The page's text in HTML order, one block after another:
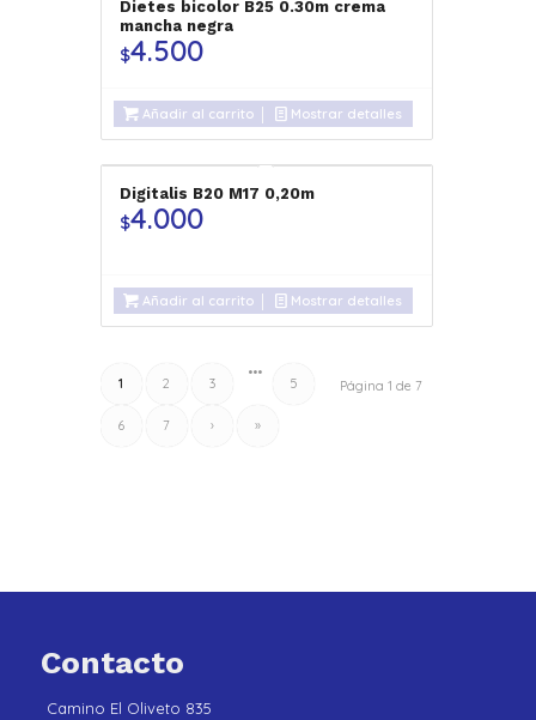
Dietes bicolor B25 0.30m crema
mancha negra
$4.500
Añadir al carrito Mostrar detalles
Digitalis B20 M17 0,20m
$4.000
Añadir al carrito Mostrar detalles
Página 1 de 7
1 2 3
•••
5
6 7 › »
Contacto
Camino El Oliveto 835